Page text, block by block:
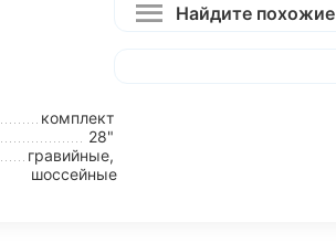
комплект
28"
гравийные,
шоссейные
Найдите похожие